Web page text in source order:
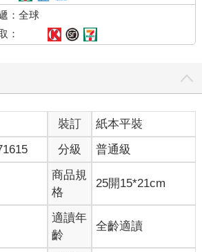
「文字紀錄片」。在書中某些篇幅與章節
挖掘與發展出一部戲劇甚或一部電影。而
裡，可以直觀的展現出Toro他個人的價
度。如果說「閱讀是投資報酬率最高的事
量很高的《我們沒有約好的明天》，必
讀投資。
的書，渺小的我只能提供我的人生歷練經
什麼不一樣的意義嗎？
邏輯，能言善辯，為何我要寫「書」？而
是接受好幾段的訪談？
被燒毀，或是慢慢跟地球土壤同化或不
：全球
：
裝訂
紙本平裝
分級 普通級
商品規
格
25開15*21cm
適讀年
齡
全齡適讀